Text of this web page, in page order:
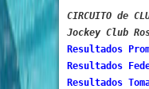
CIRCUITO de
Jockey Club
Resultados
Resultados
Resultados